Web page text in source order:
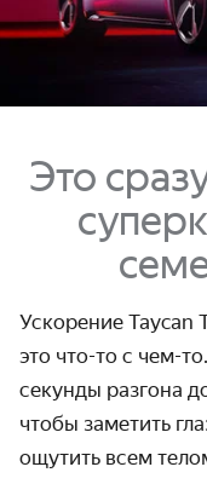
Это
Ускорение Taycan
это что-то с чем-
секунды разгона
чтобы заметить
ощутить всем